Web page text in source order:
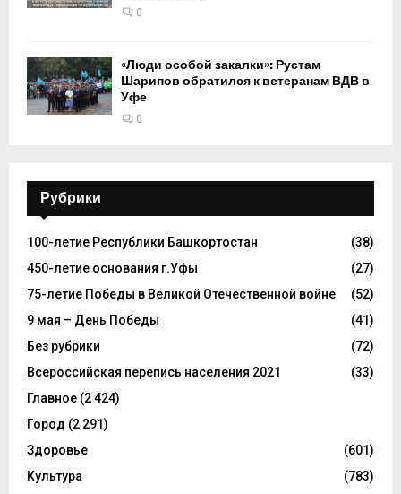
0
«Люди особой закалки»: Рустам
Шарипов обратился к ветеранам ВДВ в
Уфе
0
Рубрики
100-летие Республики Башкортостан
(38)
450-летие основания г.Уфы
(27)
75-летие Победы в Великой Отечественной войне
(52)
9 мая – День Победы
(41)
Без рубрики
(72)
Всероссийская перепись населения 2021
(33)
Главное (2 424)
Город (2 291)
Здоровье
(601)
Культура
(783)